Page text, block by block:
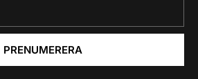
PRENUMERERA